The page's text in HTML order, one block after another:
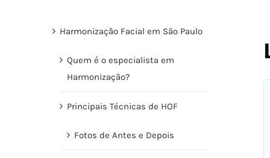
Harmonização Facial em São Paulo
Quem é o especialista em
Harmonização?
Principais Técnicas de HOF
Fotos de Antes e Depois